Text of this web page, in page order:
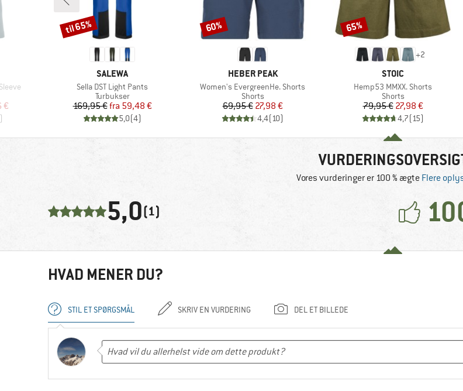
€
MÆRKE
SALEWA
Artikel
Sella DST Light Pants
Produktgruppe
Turbukser
Pris
169,95 € Nedsat pris
fra 59,48 €
5,0(4)
Rabat
til 65%
MÆRKE
HEBER PEAK
Artikel
Women's EvergreenHe. Shorts
Produktgruppe
Shorts
Pris
69,95 €Nedsat pris
27,98 €
4,4(10)
Rabat
60%
+2
MÆRKE
STOIC
Artikel
Hemp53 MMXX. Shorts
Produktgruppe
Shorts
Pris
79,95 €Nedsat pris
27,98 €
4,7(15)
Rabat
65%
Vores vurderinger er 100 % ægte Flere
5,0(1)
HVAD MENER DU?
STIL ET SPØRGSMÅL SKRIV EN VURDERING DEL ET BILLEDE